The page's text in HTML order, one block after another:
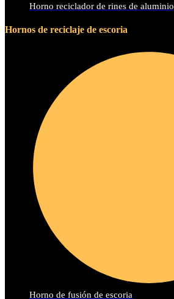
Horno reciclador de rines de aluminio
Hornos de reciclaje de escoria
Horno de fusión de escoria